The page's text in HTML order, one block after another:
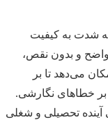
به شدت به کیفیت
و بدون نقص،
می‌دهد تا بر
بر خطاهای نگارشی.
آینده تحصیلی و شغلی